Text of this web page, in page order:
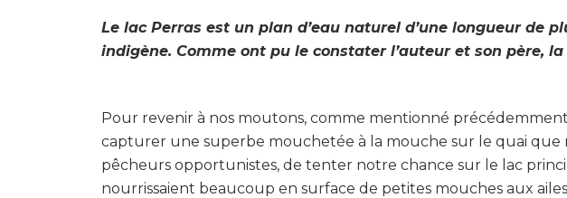
Le lac Perras est un plan d’eau naturel d’une longueur de
indigène. Comme ont pu le constater l’auteur et son père,
Pour revenir à nos moutons, comme mentionné
capturer une superbe mouchetée à la mouche sur le quai que
pêcheurs opportunistes, de tenter notre chance sur le lac
nourrissaient beaucoup en surface de petites mouches aux